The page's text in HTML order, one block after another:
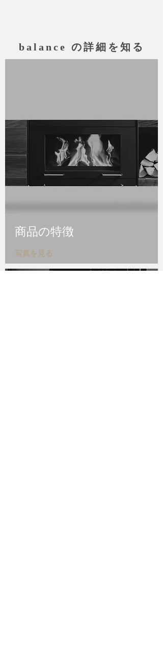
balance の詳細を知る
写真を見る
商品の特徴